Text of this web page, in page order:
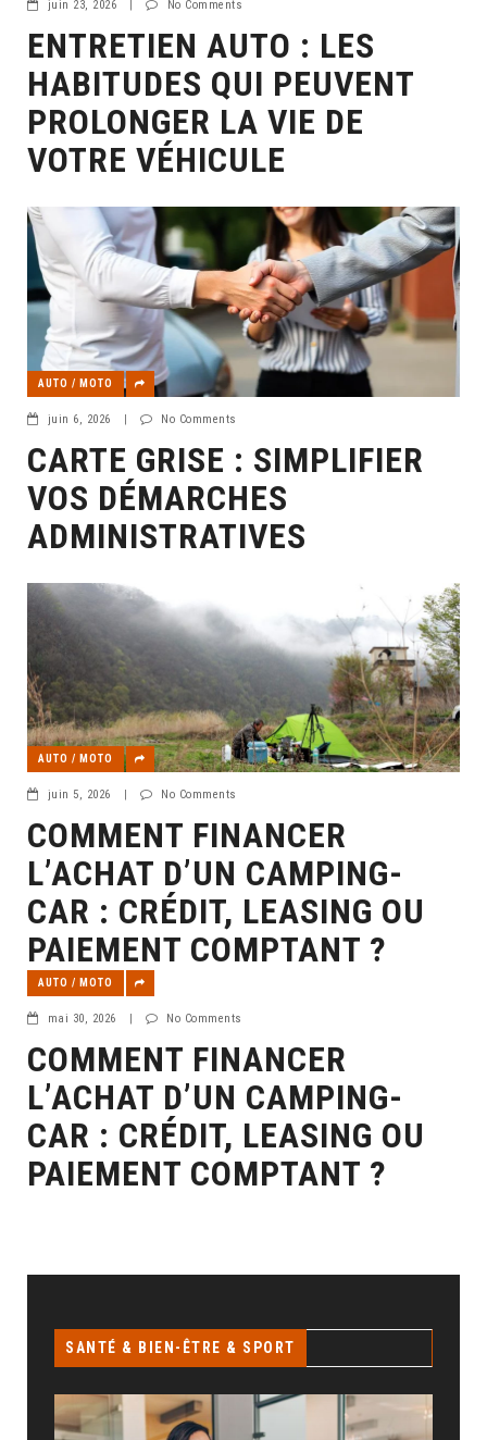
juin 23, 2026 No Comments
ENTRETIEN AUTO : LES
HABITUDES QUI PEUVENT
PROLONGER LA VIE DE
VOTRE VÉHICULE
AUTO / MOTO
juin 6, 2026 | No Comments
CARTE GRISE : SIMPLIFIER
VOS DÉMARCHES
ADMINISTRATIVES
AUTO / MOTO
juin 5, 2026 | No Comments
COMMENT FINANCER
L’ACHAT D’UN CAMPING-
CAR : CRÉDIT, LEASING OU
PAIEMENT COMPTANT ?
AUTO / MOTO
mai 30, 2026 | No Comments
COMMENT FINANCER
L’ACHAT D’UN CAMPING-
CAR : CRÉDIT, LEASING OU
PAIEMENT COMPTANT ?
SANTÉ & BIEN-ÊTRE & SPORT